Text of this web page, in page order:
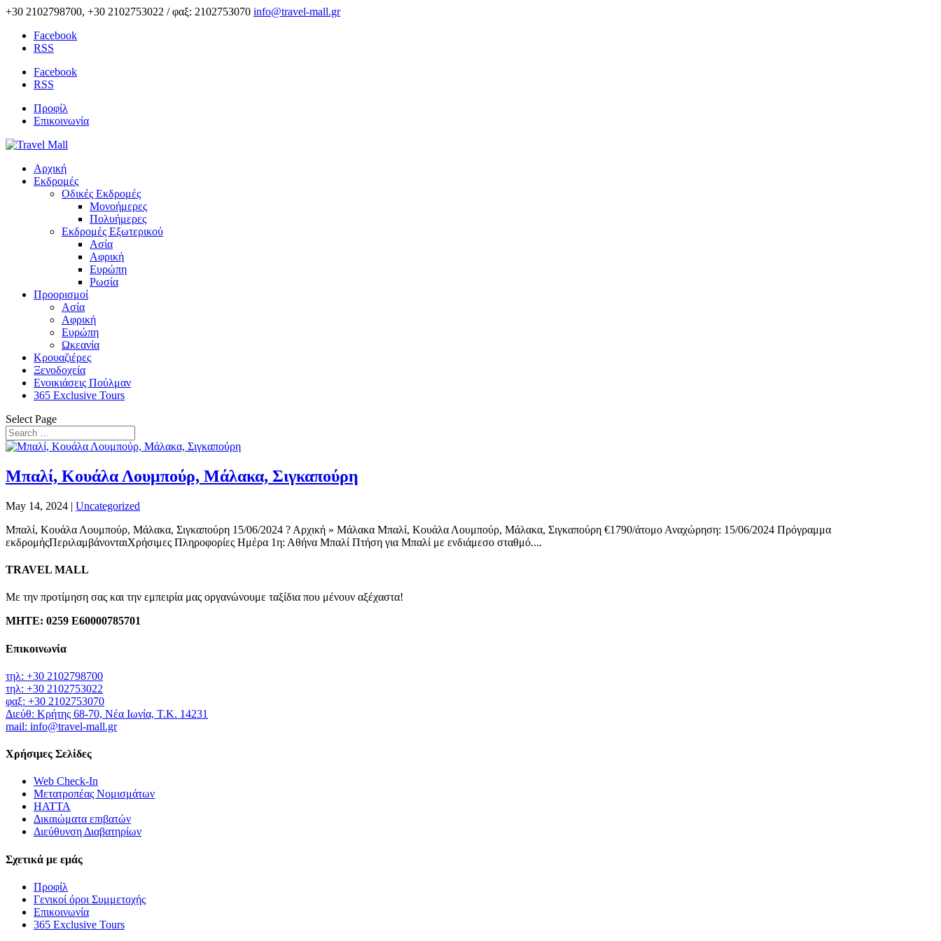
+30 2102798700, +30 2102753022 / φαξ: 2102753070 info@travel-mall.gr
Facebook
RSS
Facebook
RSS
Προφίλ
Επικοινωνία
Αρχική
Εκδρομές
Οδικές Εκδρομές
Μονοήμερες
Πολυήμερες
Εκδρομές Εξωτερικού
Ασία
Αφρική
Ευρώπη
Ρωσία
Προορισμοί
Ασία
Αφρική
Ευρώπη
Ωκεανία
Κρουαζιέρες
Ξενοδοχεία
Ενοικιάσεις Πούλμαν
365 Exclusive Tours
Select Page
Μπαλί, Κουάλα Λουμπούρ, Μάλακα, Σιγκαπούρη
May 14, 2024 | Uncategorized
Μπαλί, Κουάλα Λουμπούρ, Μάλακα, Σιγκαπούρη 15/06/2024 ? Αρχική » Μάλακα Μπαλί, Κουάλα Λουμπούρ, Μάλακα, Σιγκαπούρη €1790/άτομο Αναχώρηση: 15/06/2024 Πρόγραμμα
εκδρομήςΠεριλαμβάνονταιΧρήσιμες Πληροφορίες Ημέρα 1η: Αθήνα Μπαλί Πτήση για Μπαλί με ενδιάμεσο σταθμό....
TRAVEL MALL
Με την προτίμηση σας και την εμπειρία μας οργανώνουμε ταξίδια που μένουν αξέχαστα!
ΜΗΤΕ: 0259 E60000785701
Επικοινωνία
τηλ: +30 2102798700
τηλ: +30 2102753022
φαξ: +30 2102753070
Διεύθ: Κρήτης 68-70, Νέα Ιωνία, Τ.Κ. 14231
mail: info@travel-mall.gr
Χρήσιμες Σελίδες
Web Check-In
Μετατροπέας Νομισμάτων
HATTA
Δικαιώματα επιβατών
Διεύθυνση Διαβατηρίων
Σχετικά με εμάς
Προφίλ
Γενικοί όροι Συμμετοχής
Επικοινωνία
365 Exclusive Tours